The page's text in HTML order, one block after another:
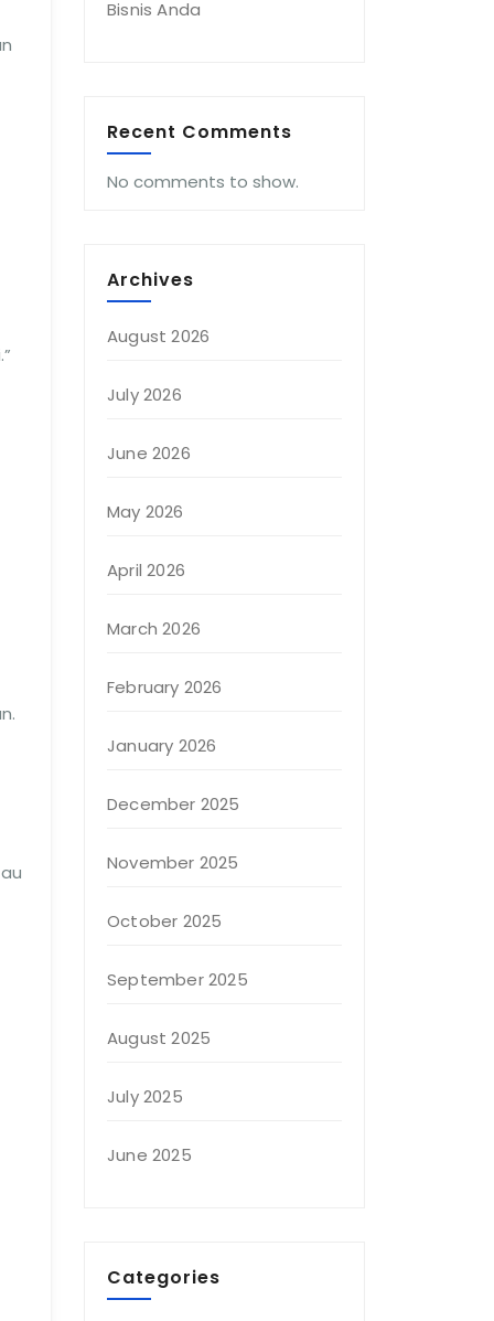
Bisnis Anda
Recent Comments
No comments to show.
Archives
August 2026
July 2026
June 2026
May 2026
April 2026
March 2026
February 2026
January 2026
December 2025
November 2025
October 2025
September 2025
August 2025
July 2025
June 2025
Categories